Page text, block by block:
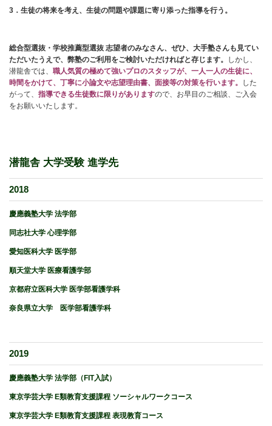
3 ．生徒の将来を考え、生徒の問題や課題に寄り添った指導を行う。
総合型選抜・学校推薦型選抜 志望者のみなさん、ぜひ、大手塾さんも見てい
ただいたうえで、弊塾のご利用をご検討いただければと存じます。
しかし、
潜龍舎では、 職人気質の極めて強いプロのスタッフが、一人一人の生徒に、
時間をかけて、丁寧に小論文や志望理由書、面接等の対策を行います。
した
がって、 指導できる生徒数に限りがありますので、お早目のご相談、ご入会
をお願いいたします。
潜龍舎 大学受験 進学先
2018
慶應義塾大学 法学部
同志社大学 心理学部
愛知医科大学 医学部
順天堂大学 医療看護学部
京都府立医科大学 医学部看護学科
奈良県立大学 医学部看護学科
2019
慶應義塾大学 法学部（FIT入試）
東京学芸大学 E類教育支援課程 ソーシャルワークコース
東京学芸大学 E類教育支援課程 表現教育コース